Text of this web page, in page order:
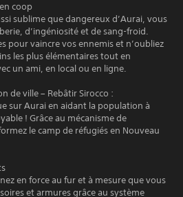
coop
sublime que dangereux d’Aurai, vous
d’ingéniosité et de sang-froid.
pour vaincre vos ennemis et n’oubliez
les plus élémentaires tout en
un ami, en local ou en ligne.
de ville – Rebâtir Sirocco :
sur Aurai en aidant la population à
! Grâce au mécanisme de
le camp de réfugiés en Nouveau
en force au fur et à mesure que vous
et armures grâce au système